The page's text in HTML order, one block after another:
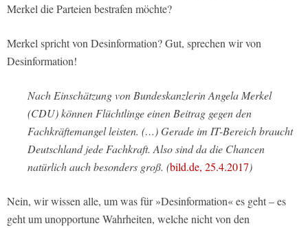
Merkel die Parteien bestrafen möchte?
Merkel spricht von Desinformation? Gut, sprechen wir von
Desinformation!
Nach Einschätzung von Bundeskanzlerin Angela Merkel
(CDU) können Flüchtlinge einen Beitrag gegen den
Fachkräftemangel leisten. (…) Gerade im IT-Bereich braucht
Deutschland jede Fachkraft. Also sind da die Chancen
natürlich auch besonders groß. (bild.de, 25.4.2017)
Nein, wir wissen alle, um was für »Desinformation« es geht – es
geht um unopportune Wahrheiten, welche nicht von den